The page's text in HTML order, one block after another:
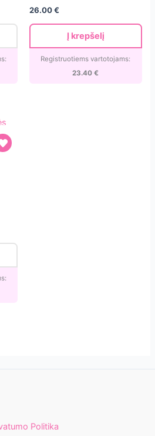
5
mm
80-
26.00€
Į krepšelį
Registruotiems vartotojams:
23.40€
Politika